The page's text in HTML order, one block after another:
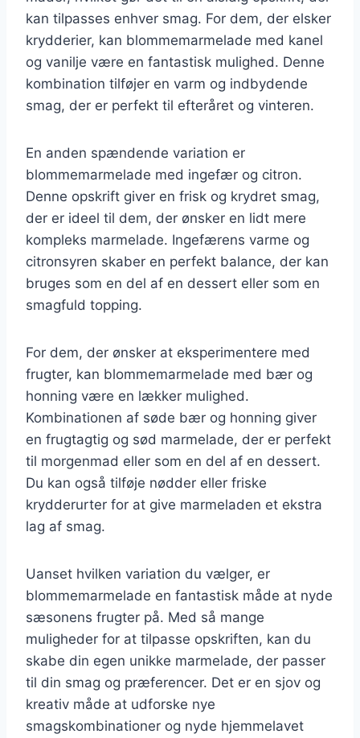
kan tilpasses enhver smag. For dem, der elsker
krydderier, kan blommemarmelade med kanel
og vanilje være en fantastisk mulighed. Denne
kombination tilføjer en varm og indbydende
smag, der er perfekt til efteråret og vinteren.
En anden spændende variation er
blommemarmelade med ingefær og citron.
Denne opskrift giver en frisk og krydret smag,
der er ideel til dem, der ønsker en lidt mere
kompleks marmelade. Ingefærens varme og
citronsyren skaber en perfekt balance, der kan
bruges som en del af en dessert eller som en
smagfuld topping.
For dem, der ønsker at eksperimentere med
frugter, kan blommemarmelade med bær og
honning være en lækker mulighed.
Kombinationen af søde bær og honning giver
en frugtagtig og sød marmelade, der er perfekt
til morgenmad eller som en del af en dessert.
Du kan også tilføje nødder eller friske
krydderurter for at give marmeladen et ekstra
lag af smag.
Uanset hvilken variation du vælger, er
blommemarmelade en fantastisk måde at nyde
sæsonens frugter på. Med så mange
muligheder for at tilpasse opskriften, kan du
skabe din egen unikke marmelade, der passer
til din smag og præferencer. Det er en sjov og
kreativ måde at udforske nye
smagskombinationer og nyde hjemmelavet